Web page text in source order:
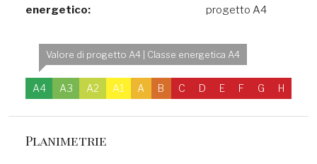
energetico:
progetto A4
Valore di progetto A4 | Classe energetica A4
A4 A3 A2 A1 A B C D E F G H
Planimetrie